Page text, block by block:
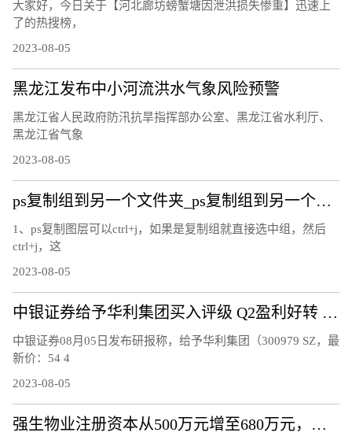
大家好，今日关于【河北廊坊螃蟹塘因泄洪损失惨重】迅速上
了的热搜榜，
2023-08-05
黑龙江发布中小河流洪水气象风险预警
黑龙江省人民政府防汛抗旱指挥部办公室、黑龙江省水利厅、
黑龙江省气象
2023-08-05
ps复制组到另一个文件夹_ps复制组到另一个文件
1、ps复制图层可以ctrl+j，如果是复制组就直接选中组，然后
ctrl+j，这
2023-08-05
中银证券给予华利集团买入评级 Q2盈利好转 期待下半年订单拐点显现
中银证券08月05日发布研报称，给予华利集团（300979 SZ，最
新价：54 4
2023-08-05
强生物业注册资本从500万元增至680万元，增幅36%